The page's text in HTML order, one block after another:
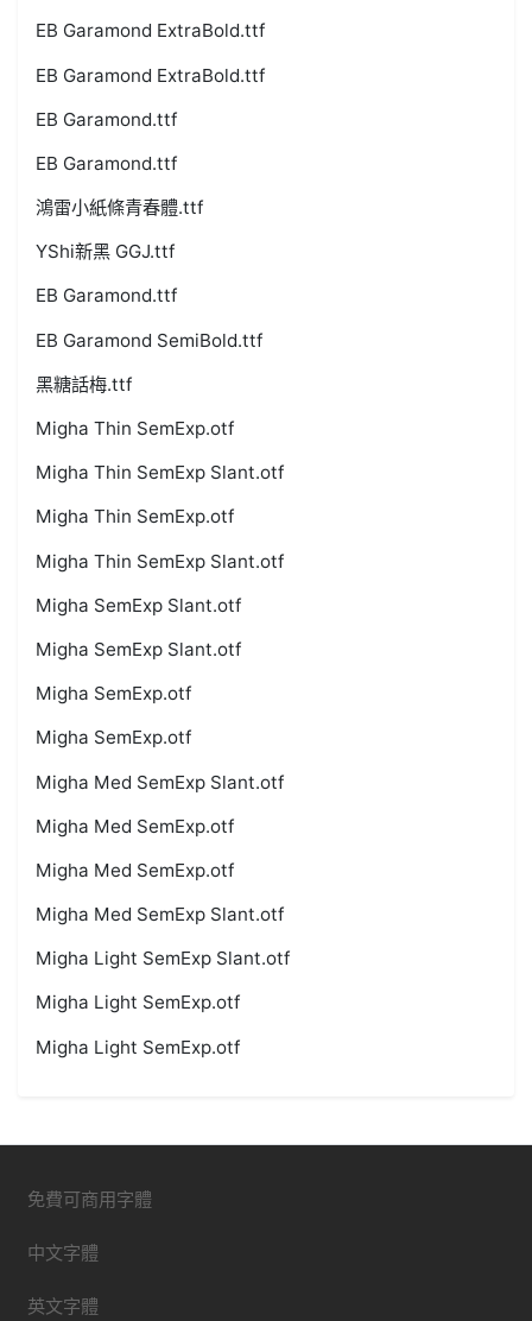
EB Garamond ExtraBold.ttf
EB Garamond ExtraBold.ttf
EB Garamond.ttf
EB Garamond.ttf
鴻雷小紙條青春體.ttf
YShi新黑 GGJ.ttf
EB Garamond.ttf
EB Garamond SemiBold.ttf
黑糖話梅.ttf
Migha Thin SemExp.otf
Migha Thin SemExp Slant.otf
Migha Thin SemExp.otf
Migha Thin SemExp Slant.otf
Migha SemExp Slant.otf
Migha SemExp Slant.otf
Migha SemExp.otf
Migha SemExp.otf
Migha Med SemExp Slant.otf
Migha Med SemExp.otf
Migha Med SemExp.otf
Migha Med SemExp Slant.otf
Migha Light SemExp Slant.otf
Migha Light SemExp.otf
Migha Light SemExp.otf
免費可商用字體
中文字體
英文字體